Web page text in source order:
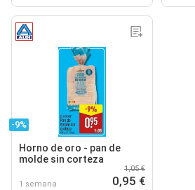
-9%
Horno de oro - pan de
molde sin corteza
1 semana
1,05 €
0,95 €